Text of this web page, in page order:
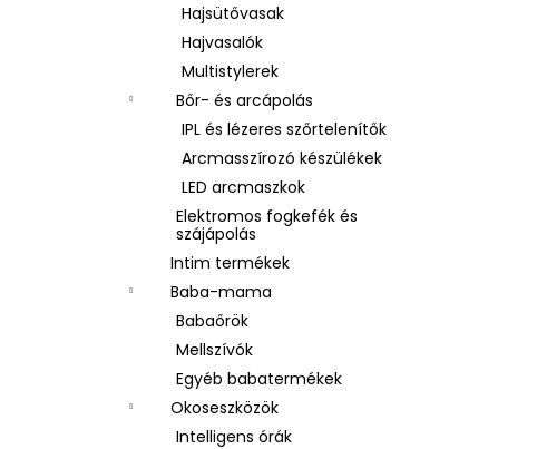
Hajsütővasak
Hajvasalók
Multistylerek
Bőr- és arcápolás
IPL és lézeres szőrtelenítők
Arcmasszírozó készülékek
LED arcmaszkok
Elektromos fogkefék és
szájápolás
Intim termékek
Baba-mama
Babaőrök
Mellszívók
Egyéb babatermékek
Okoseszközök
Intelligens órák